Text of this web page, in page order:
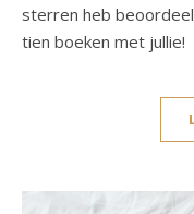
sterren heb
tien boeken met jullie!